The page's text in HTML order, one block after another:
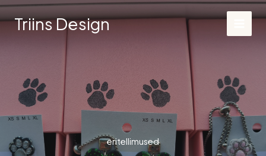
Skip
to
contentTriins Design
eritellimused